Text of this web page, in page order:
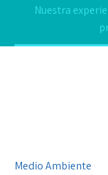
Nuestra
Medio Ambiente